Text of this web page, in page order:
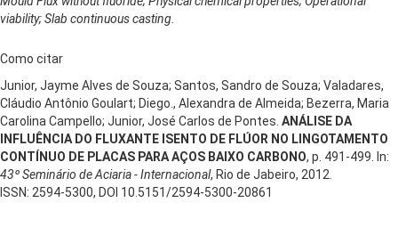
viability; Slab continuous casting.
Como citar
Junior, Jayme Alves de Souza; Santos, Sandro de Souza; Valadares,
Cláudio Antônio Goulart; Diego., Alexandra de Almeida; Bezerra, Maria
Carolina Campello; Junior, José Carlos de Pontes. ANÁLISE DA
INFLUÊNCIA DO FLUXANTE ISENTO DE FLÚOR NO LINGOTAMENTO
CONTÍNUO DE PLACAS PARA AÇOS BAIXO CARBONO, p. 491-499. In:
43º Seminário de Aciaria - Internacional, Rio de Jabeiro, 2012.
ISSN: 2594-5300, DOI 10.5151/2594-5300-20861